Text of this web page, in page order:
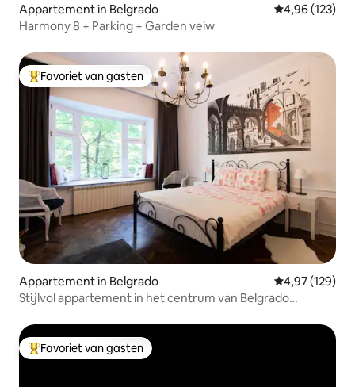
Appartement in Belgrado Gemiddelde
4,96 (123)
Harmony 8 + Parking + Garden veiw
Topfavoriet van gasten
Favoriet van gasten
Appartement in Belgrado Gemiddelde
4,97 (129)
Stijlvol appartement in het centrum van Belgrado
Topfavoriet van gasten
Favoriet van gasten